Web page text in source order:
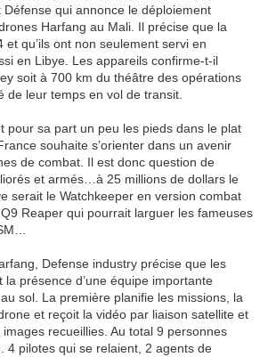
qui annonce le déploiement
Harfang au Mali. Il précise que la
et qu’ils ont non seulement servi en
en Libye. Les appareils confirme-t-il
soit à 700 km du théâtre des opérations
de leur temps en vol de transit.
pour sa part un peu les pieds dans le plat
souhaite s’orienter dans un avenir
de combat. Il est donc question de
et armés…à 25 millions de dollars le
serait le Watchkeeper en version combat
Reaper qui pourrait larguer les fameuses
Defense industry précise que les
la présence d’une équipe importante
sol. La première planifie les missions, la
et reçoit la vidéo par liaison satellite et
recueillies. Au total 9 personnes
4 pilotes qui se relaient, 2 agents de